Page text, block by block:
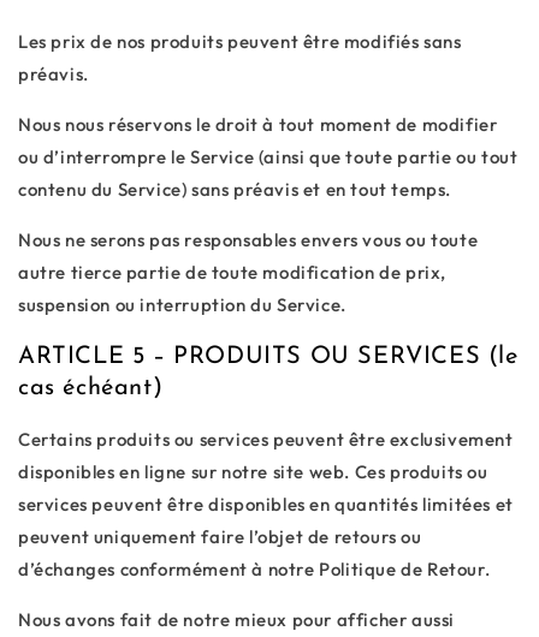
Les prix de nos produits peuvent être modifiés sans
préavis.
Nous nous réservons le droit à tout moment de modifier
ou d’interrompre le Service (ainsi que toute partie ou tout
contenu du Service) sans préavis et en tout temps.
Nous ne serons pas responsables envers vous ou toute
autre tierce partie de toute modification de prix,
suspension ou interruption du Service.
ARTICLE 5 – PRODUITS OU SERVICES (le
cas échéant)
Certains produits ou services peuvent être exclusivement
disponibles en ligne sur notre site web. Ces produits ou
services peuvent être disponibles en quantités limitées et
peuvent uniquement faire l’objet de retours ou
d’échanges conformément à notre Politique de Retour.
Nous avons fait de notre mieux pour afficher aussi